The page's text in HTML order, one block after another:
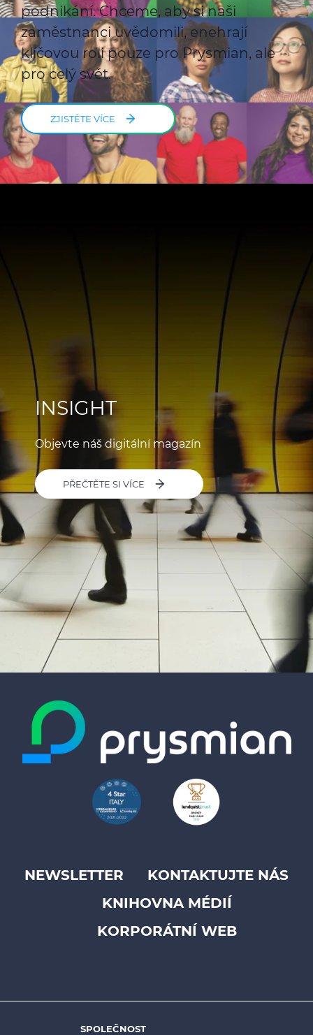
podnikání. Chceme, aby si naši
zaměstnanci uvědomili, enehrají
klíčovou roli pouze pro Prysmian, ale
pro celý svět.
ZJISTĚTE VÍCE
INSIGHT
Objevte náš digitální magazín
PŘEČTĚTE SI VÍCE
Footer
NEWSLETTER
KONTAKTUJTE NÁS
KNIHOVNA MÉDIÍ
KORPORÁTNÍ WEB
SPOLEČNOST